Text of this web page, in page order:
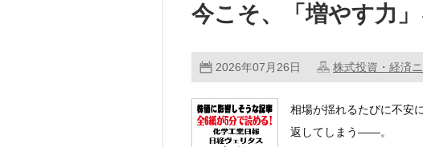
今こそ、「増やす力
2026年07月26日 株式投資・経済
相場が揺れるたびに不安
返してしまう――。